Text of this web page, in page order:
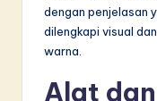
dengan penjelasan
dilengkapi visual
warna.
Alat